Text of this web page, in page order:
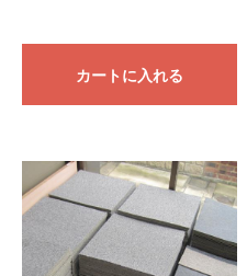
カートに入れる